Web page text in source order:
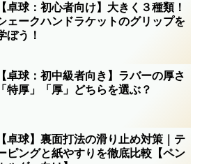
【卓球：初心者向け】大きく３種類！
ェークハンドラケットのグリップを
ぼう！
【卓球：初中級者向き】ラバーの厚さ
「特厚」「厚」どちらを選ぶ？
【卓球】裏面打法の滑り止め対策｜テ
ピングと紙やすりを徹底比較【ペン